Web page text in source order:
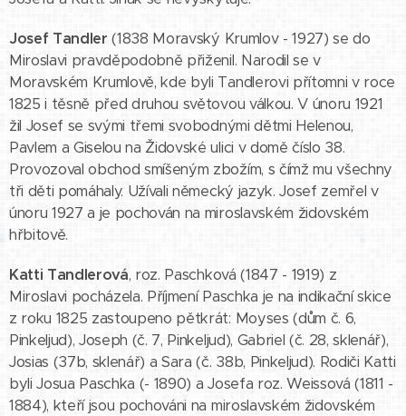
Josef Tandler (1838 Moravský Krumlov - 1927) se do
Miroslavi pravděpodobně přiženil. Narodil se v
Moravském Krumlově, kde byli Tandlerovi přítomni v roce
1825 i těsně před druhou světovou válkou. V únoru 1921
žil Josef se svými třemi svobodnými dětmi Helenou,
Pavlem a Giselou na Židovské ulici v domě číslo 38.
Provozoval obchod smíšeným zbožím, s čímž mu všechny
tři děti pomáhaly. Užívali německý jazyk. Josef zemřel v
únoru 1927 a je pochován na miroslavském židovském
hřbitově.
Katti Tandlerová, roz. Paschková (1847 - 1919) z
Miroslavi pocházela. Příjmení Paschka je na indikační skice
z roku 1825 zastoupeno pětkrát: Moyses (dům č. 6,
Pinkeljud), Joseph (č. 7, Pinkeljud), Gabriel (č. 28, sklenář),
Josias (37b, sklenář) a Sara (č. 38b, Pinkeljud). Rodiči Katti
byli Josua Paschka (- 1890) a Josefa roz. Weissová (1811 -
1884), kteří jsou pochováni na miroslavském židovském